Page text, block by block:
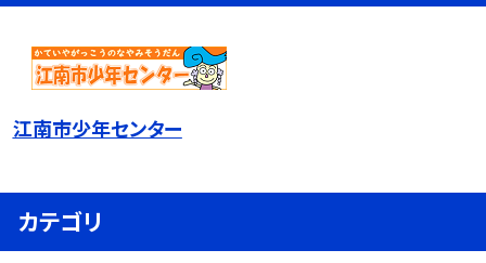
江南市少年センター
カテゴリ